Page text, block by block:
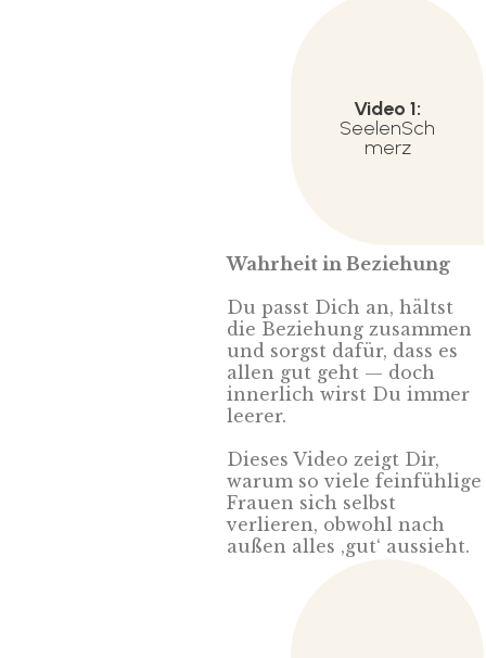
Video 1:
SeelenSch
merz
Wahrheit in Beziehung
Du passt Dich an, hältst
die Beziehung zusammen
und sorgst dafür, dass es
allen gut geht — doch
innerlich wirst Du immer
leerer.
Dieses Video zeigt Dir,
warum so viele feinfühlige
Frauen sich selbst
verlieren, obwohl nach
außen alles ‚gut‘ aussieht.